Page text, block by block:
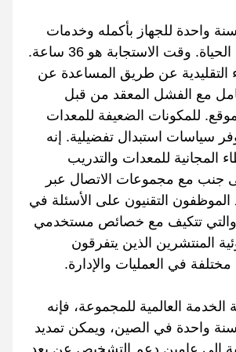
واحدة للجهاز بأكمله وخدمات
الدعم الفني مدى الحياة. وقت الاستجابة هو 36 ساعة.
التقليدية عن طريق المساعدة عن
مع الفشل المعقد من قبل
للمكونات الضعيفة للمعدات
سياسات استبدال تفضيلية. إنه
المجانية للمعدات والتدريب
جنب مع مجموعات الاتصال عبر
الموظفون التقنيون على الأسئلة في
والتي تتكيف مع خصائص مستخدمي
المنتشرين الذين يتفرقون
في العمليات والإدارة.
العالمية للمجموعة، فإنه
واحدة في الصين، ويمكن تمديد
إلى عامين.دعم التشخيص عن بعد